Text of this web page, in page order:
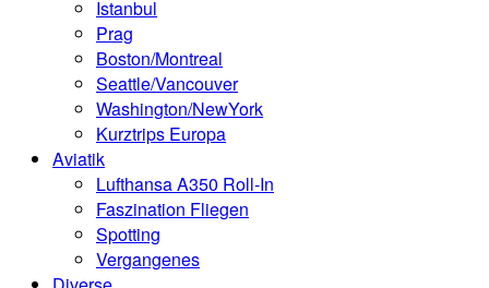
Istanbul
Prag
Boston/Montreal
Seattle/Vancouver
Washington/NewYork
Kurztrips Europa
Aviatik
Lufthansa A350 Roll-In
Faszination Fliegen
Spotting
Vergangenes